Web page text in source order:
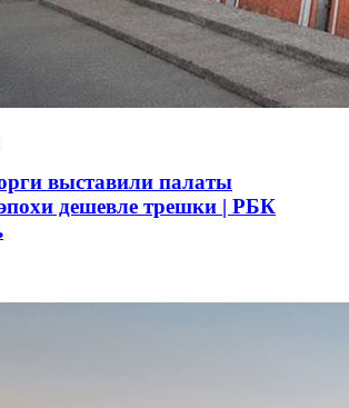
выставили палаты
дешевле трешки | РБК